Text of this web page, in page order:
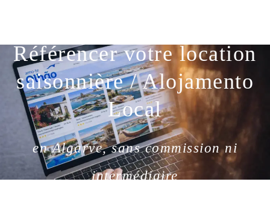
Référencer votre location
saisonnière / Alojamento
Local
en Algarve, sans commission ni
intermédiaire